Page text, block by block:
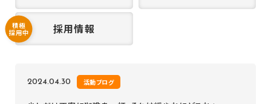
採用情報
積極
採用中
2024.04.30 活動ブログ